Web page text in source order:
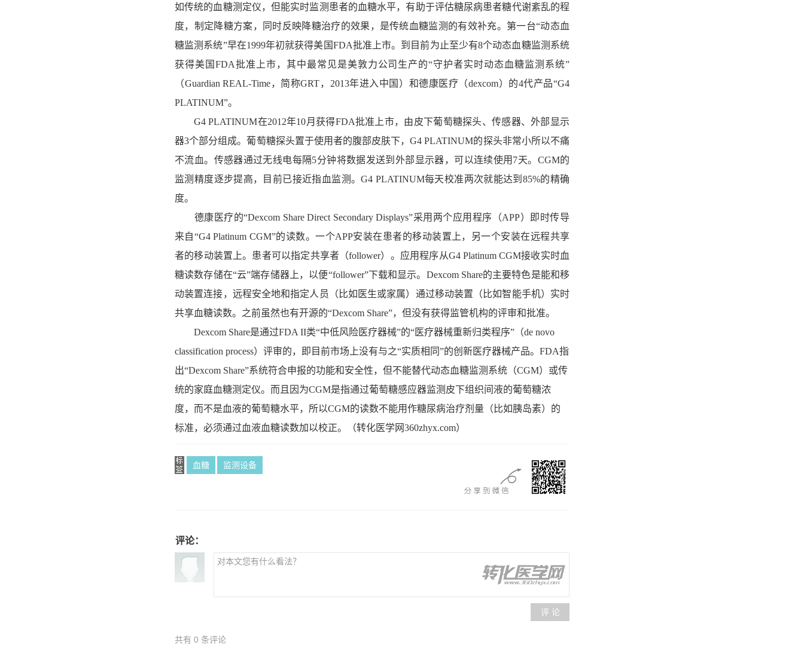
如传统的血糖测定仪，但能实时监测患者的血糖水平，有助于评估糖尿病患者糖代谢紊乱的程
度，制定降糖方案，同时反映降糖治疗的效果，是传统血糖监测的有效补充。第一台“动态血
糖监测系统”早在1999年初就获得美国FDA批准上市。到目前为止至少有8个动态血糖监测系统
获得美国FDA批准上市，其中最常见是美敦力公司生产的“守护者实时动态血糖监测系统”
（Guardian REAL-Time，简称GRT，2013年进入中国）和德康医疗（dexcom）的4代产品“G4
PLATINUM”。
G4 PLATINUM在2012年10月获得FDA批准上市，由皮下葡萄糖探头、传感器、外部显示
器3个部分组成。葡萄糖探头置于使用者的腹部皮肤下，G4 PLATINUM的探头非常小所以不痛
不流血。传感器通过无线电每隔5分钟将数据发送到外部显示器，可以连续使用7天。CGM的
监测精度逐步提高，目前已接近指血监测。G4 PLATINUM每天校准两次就能达到85%的精确
度。
德康医疗的“Dexcom Share Direct Secondary Displays”采用两个应用程序（APP）即时传导
来自“G4 Platinum CGM”的读数。一个APP安装在患者的移动装置上，另一个安装在远程共享
者的移动装置上。患者可以指定共享者（follower）。应用程序从G4 Platinum CGM接收实时血
糖读数存储在“云”端存储器上，以便“follower”下载和显示。Dexcom Share的主要特色是能和移
动装置连接，远程安全地和指定人员（比如医生或家属）通过移动装置（比如智能手机）实时
共享血糖读数。之前虽然也有开源的“Dexcom Share”，但没有获得监管机构的评审和批准。
Dexcom Share是通过FDA II类“中低风险医疗器械”的“医疗器械重新归类程序”（de novo
classification process）评审的，即目前市场上没有与之“实质相同”的创新医疗器械产品。FDA指
出“Dexcom Share”系统符合申报的功能和安全性，但不能替代动态血糖监测系统（CGM）或传
统的家庭血糖测定仪。而且因为CGM是指通过葡萄糖感应器监测皮下组织间液的葡萄糖浓
度，而不是血液的葡萄糖水平，所以CGM的读数不能用作糖尿病治疗剂量（比如胰岛素）的
标准，必须通过血液血糖读数加以校正。
（转化医学网360zhyx.com）
血糖 监测设备
评论：
评 论
共有 0 条评论